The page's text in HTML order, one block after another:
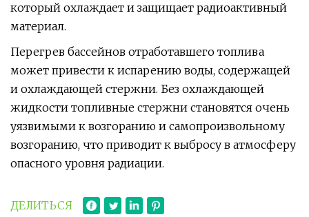
который охлаждает и защищает радиоактивный
материал.
Перегрев бассейнов отработавшего топлива
может привести к испарению воды, содержащей
и охлаждающей стержни. Без охлаждающей
жидкости топливные стержни становятся очень
уязвимыми к возгоранию и самопроизвольному
возгоранию, что приводит к выбросу в атмосферу
опасного уровня радиации.
ДЕЛИТЬСЯ